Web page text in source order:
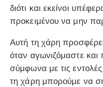
διότι και εκείνοι
προκειμένου να μην
Αυτή τη χάρη
όταν αγωνιζόμαστε
σύμφωνα με τις
τη χάρη μπορούμε να